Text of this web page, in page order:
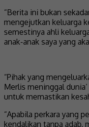
“Berita ini bukan
mengejutkan keluarga
semestinya ahli
anak-anak saya yang
“Pihak yang
Merlis meninggal
untuk memastikan
“Apabila perkara yang
kendalikan tanpa adab,